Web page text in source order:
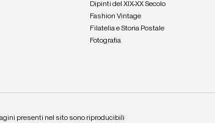
Dipinti del XIX-XX Secolo
Fashion Vintage
Filatelia e Storia Postale
Fotografia
presenti nel sito sono riproducibili